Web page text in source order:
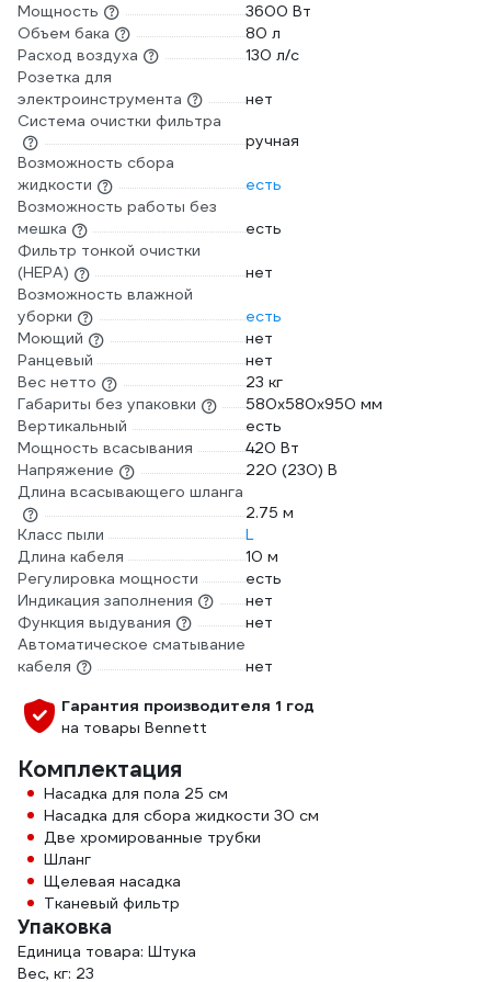
Мощность
3600 Вт
Объем бака
80 л
Расход воздуха
130 л/с
Розетка для
электроинструмента
нет
Система очистки фильтра
ручная
Возможность сбора
жидкости
есть
Возможность работы без
мешка
есть
Фильтр тонкой очистки
(HEPA)
нет
Возможность влажной
уборки
есть
Моющий
нет
Ранцевый
нет
Вес нетто
23 кг
Габариты без упаковки
580x580x950 мм
Вертикальный
есть
Мощность всасывания
420 Вт
Напряжение
220 (230) В
Длина всасывающего шланга
2.75 м
Класс пыли
L
Длина кабеля
10 м
Регулировка мощности
есть
Индикация заполнения
нет
Функция выдувания
нет
Автоматическое сматывание
кабеля
нет
Гарантия производителя 1 год
на товары Bennett
Комплектация
Насадка для пола 25 см
Насадка для сбора жидкости 30 см
Две хромированные трубки
Шланг
Щелевая насадка
Тканевый фильтр
Упаковка
Единица товара: Штука
Вес, кг: 23